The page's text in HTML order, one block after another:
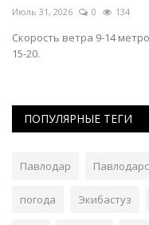
Июль 31, 2026 0 134
Скорость ветра 9-14
15-20.
ПОПУЛЯРНЫЕ ТЕГИ
Павлодар
погода Экибастуз